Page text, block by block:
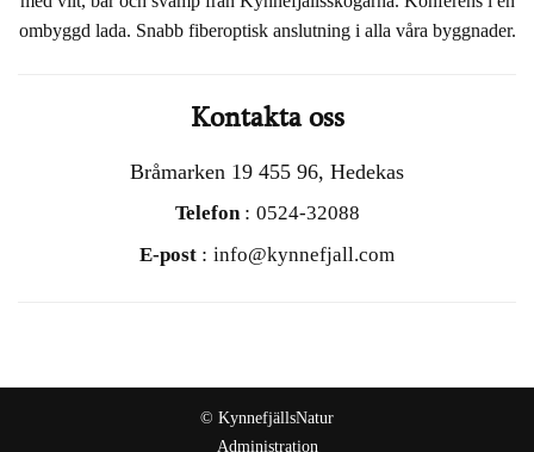
ombyggd lada. Snabb fiberoptisk anslutning i alla våra byggnader.
Kontakta oss
Bråmarken 19 455 96, Hedekas
Telefon : 0524-32088
E-post : info@kynnefjall.com
© KynnefjällsNatur
Administration